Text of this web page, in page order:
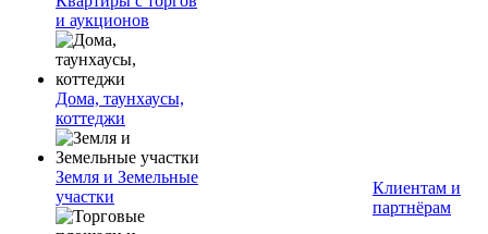
и аукционов
Дома, таунхаусы,
коттеджи
Земля и Земельные
участки
Клиентам и
партнёрам